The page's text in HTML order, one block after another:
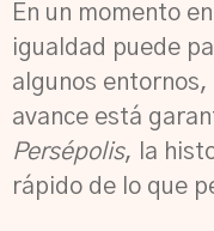
En un momento
igualdad puede
algunos
avance está
Persépolis, la
rápido de lo que